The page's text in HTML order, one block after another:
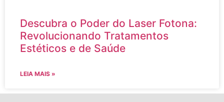
Descubra o Poder do Laser Fotona:
Revolucionando Tratamentos
Estéticos e de Saúde
LEIA MAIS »